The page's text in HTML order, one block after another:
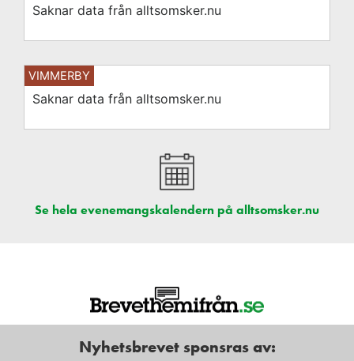
Saknar data från alltsomsker.nu
VIMMERBY
Saknar data från alltsomsker.nu
Se hela evenemangskalendern på alltsomsker.nu
Nyhetsbrevet sponsras av: